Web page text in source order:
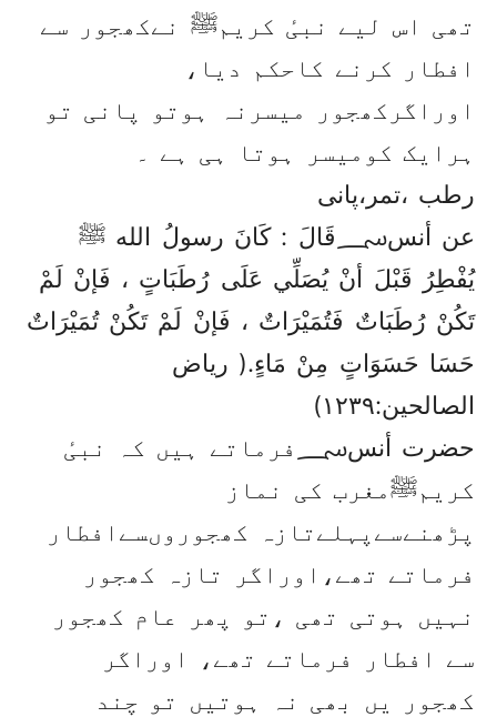
تھی اس لیے نبیٔ کریمﷺ نےکھجور سے
افطار کرنے کاحکم دیا،
اوراگرکھجور میسرنہ ہوتو پانی تو
ہرایک کومیسر ہوتا ہی ہے ۔
رطب ،تمر،پانی
عن أنس؄قَالَ : كَانَ رسولُ الله ﷺ
يُفْطِرُ قَبْلَ أنْ يُصَلِّي عَلَى رُطَبَاتٍ ، فَإنْ لَمْ
تَكُنْ رُطَبَاتٌ فَتُمَيْرَاتٌ ، فَإنْ لَمْ تَكُنْ تُمَيْرَاتٌ
حَسَا حَسَوَاتٍ مِنْ مَاءٍ.( ریاض
الصالحین:۱۲۳۹)
حضرت أنس؄فرماتے ہیں کہ نبیٔ
کریمﷺمغرب کی نماز
پڑھنےسےپہلےتازہ کھجوروںسےافطار
فرماتے تھے،اوراگر تازہ کھجور
نہیں ہوتی تھی ،تو پھر عام کھجور
سے افطار فرماتے تھے، اوراگر
کھجور یں بھی نہ ہوتیں تو چند